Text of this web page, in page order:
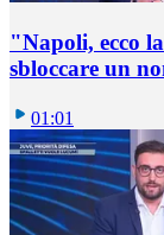
"Napoli, ecco
sbloccare un
01:01